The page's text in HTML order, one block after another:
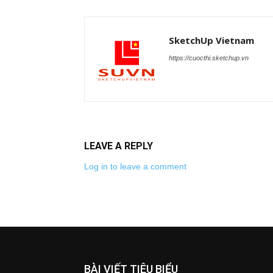
SketchUp Vietnam
https://cuocthi.sketchup.vn
LEAVE A REPLY
Log in to leave a comment
BÀI VIẾT TIÊU BIỂU